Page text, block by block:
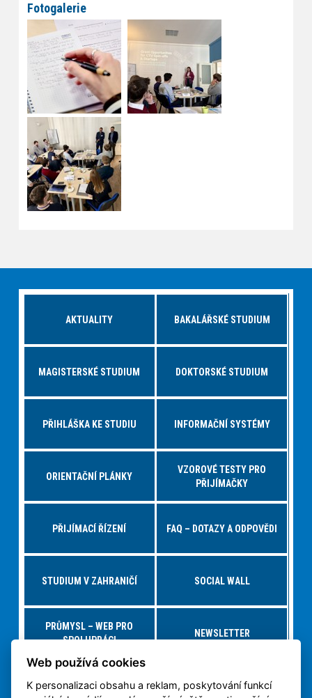
Fotogalerie
AKTUALITY BAKALÁŘSKÉ STUDIUM
MAGISTERSKÉ STUDIUM DOKTORSKÉ STUDIUM
PŘIHLÁŠKA KE STUDIU INFORMAČNÍ SYSTÉMY
ORIENTAČNÍ PLÁNKY
VZOROVÉ TESTY PRO
PŘIJÍMAČKY
PŘIJÍMACÍ ŘÍZENÍ FAQ – DOTAZY A ODPOVĚDI
STUDIUM V ZAHRANIČÍ SOCIAL WALL
PRŮMYSL – WEB PRO
SPOLUPRÁCI
NEWSLETTER
NABÍDKY PRÁCE – JOBS FS VIRTUÁLNÍ PROHLÍDKA
Web používá cookies
K personalizaci obsahu a reklam, poskytování funkcí